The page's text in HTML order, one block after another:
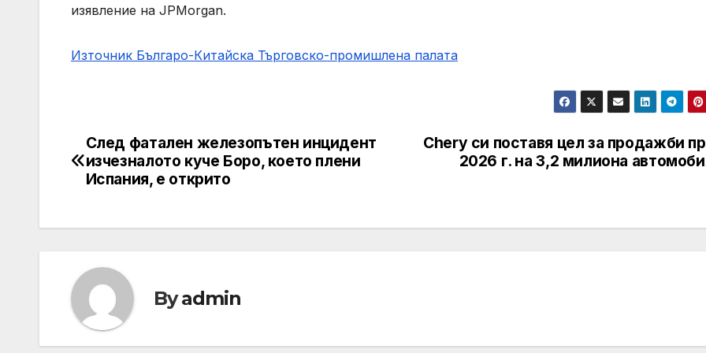
изявление на JPMorgan.
Източник Българо-Китайска Търговско-промишлена палaта
Навигация
Chery си поставя цел за продажби
2026 г. на 3,2 милиона
След фатален железопътен инцидент
изчезналото куче Боро, което плени
Испания, е открито
Byadmin